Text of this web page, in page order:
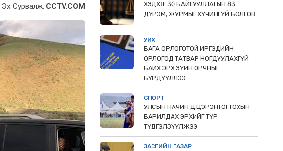
Эx Сурвалж: CCTV.COM
ХЗДХЯ: 30 БАЙГУУЛЛАГЫН 83
ДҮРЭМ, ЖУРМЫГ ХҮЧИНГҮЙ БОЛГОВ
УИХ
БАГА ОРЛОГОТОЙ ИРГЭДИЙН
ОРЛОГОД ТАТВАР НОГДУУЛАХГҮЙ
БАЙХ ЭРХ ЗҮЙН ОРЧНЫГ
БҮРДҮҮЛЛЭЭ
СПОРТ
УЛСЫН НАЧИН Д.ЦЭРЭНТОГТОХЫН
БАРИЛДАХ ЭРХИЙГ ТҮР
ТҮДГЭЛЗҮҮЛЖЭЭ
ЗАСГИЙН ГАЗАР